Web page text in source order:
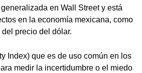
en Wall Street y está
en la economía mexicana, como
precio del dólar.
Index) que es de uso común en los
medir la incertidumbre o el miedo